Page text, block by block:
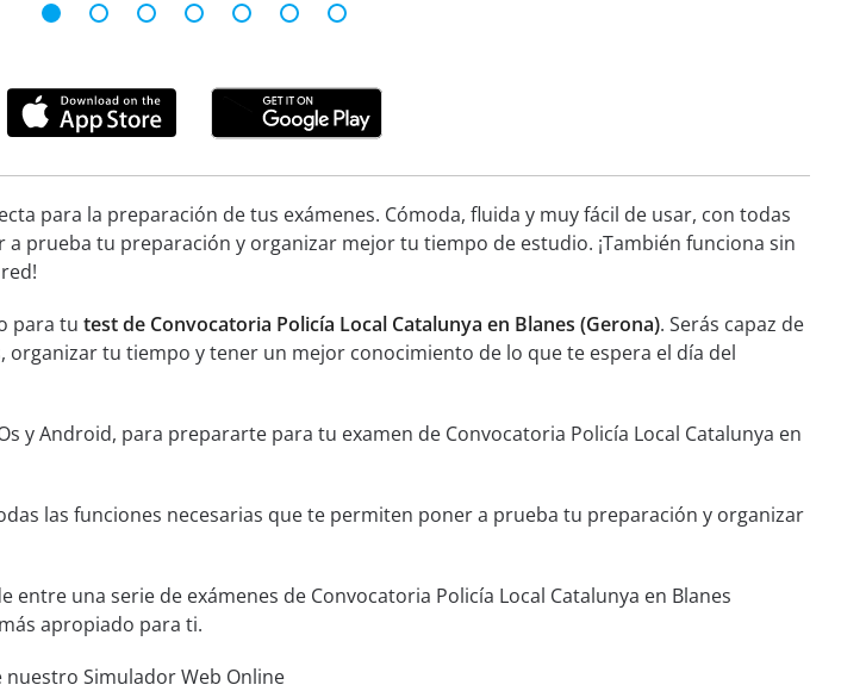
para la preparación de tus exámenes. Cómoda, fluida y muy fácil de usar, con todas
prueba tu preparación y organizar mejor tu tiempo de estudio. ¡También funciona sin
para tu test de Convocatoria Policía Local Catalunya en Blanes (Gerona). Serás capaz de
tu tiempo y tener un mejor conocimiento de lo que te espera el día del
y Android, para prepararte para tu examen de Convocatoria Policía Local Catalunya en
las funciones necesarias que te permiten poner a prueba tu preparación y organizar
entre una serie de exámenes de Convocatoria Policía Local Catalunya en Blanes
apropiado para ti.
Simulador Web Online